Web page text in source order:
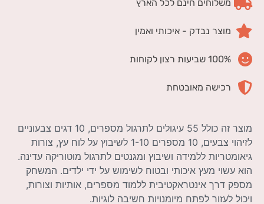
משלוחים חינם לכל הארץ
מוצר נבדק - איכותי ואמין
100% שביעות רצון לקוחות
רכישה מאובטחת
מוצר זה כולל 55 עיגולים לתרגול מספרים, 10 דגים צבעוניים
לזיהוי צבעים, 10 מספרים 1-10 לשיבוץ על לוח עץ, צורות
גיאומטריות ללמידה ושיבוץ ומגנטים לתרגול מוטוריקה עדינה.
הוא עשוי מעץ איכותי ובטוח לשימוש על ידי ילדים. המשחק
מספק דרך אינטראקטיבית ללמוד מספרים, אותיות וצורות,
ויכול לעזור לפתח מיומנויות חשיבה לוגיות.